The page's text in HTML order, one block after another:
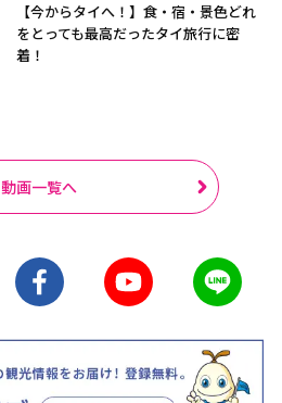
【今からタイへ！】食・宿・景色どれ
をとっても最高だったタイ旅行に密
着！
動画一覧へ